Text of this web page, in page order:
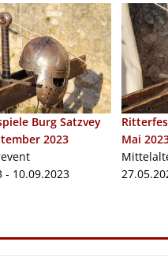
Burg Satzvey
2023
- 10.09.2023
Mai
Rheinkirmes
Auch im Jahr 2026
Wert, die
Sonntag
Sommerw...
-
"Crazy
Bildgalerie